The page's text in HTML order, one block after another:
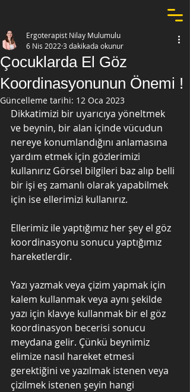
Çocuklarda El Göz
Koordinasyonunun Önemi !
Ergoterapist Nilay Mulumulu
6 Nis 2022 3 dakikada okunur
Güncelleme tarihi: 12 Oca 2023
Dikkatimizi bir uyarıcıya yöneltmek
ve beynin, bir alan içinde vücudun
nereye konumlandığını anlamasına
yardım etmek için gözlerimizi
kullanırız Görsel bilgileri baz alıp belli
bir işi eş zamanlı olarak yapabilmek
için ise ellerimizi kullanırız.
Ellerimiz ile yaptığımız her şey el göz
koordinasyonu sonucu yaptığımız
hareketlerdir.
Yazı yazmak veya çizim yapmak için
kalem kullanmak veya aynı şekilde
yazı için klavye kullanmak bir el göz
koordinasyon becerisi sonucu
meydana gelir. Çünkü beynimiz
elimize nasıl hareket etmesi
gerektiğini ve yazılmak istenen veya
çizilmek istenen şeyin hangi